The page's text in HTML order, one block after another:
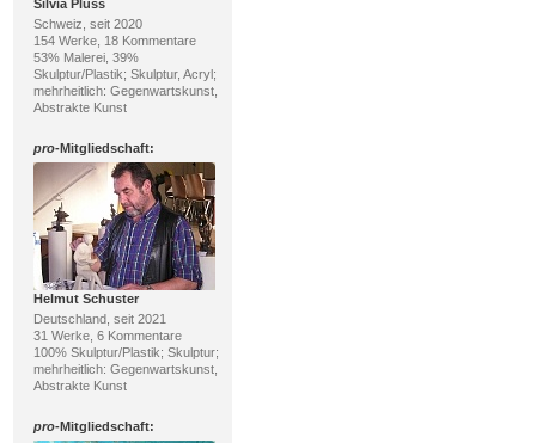
Silvia Plüss
Schweiz, seit 2020
154 Werke, 18 Kommentare
53% Malerei, 39%
Skulptur/Plastik; Skulptur, Acryl;
mehrheitlich: Gegenwartskunst,
Abstrakte Kunst
pro-Mitgliedschaft:
Helmut Schuster
Deutschland, seit 2021
31 Werke, 6 Kommentare
100% Skulptur/Plastik; Skulptur;
mehrheitlich: Gegenwartskunst,
Abstrakte Kunst
pro-Mitgliedschaft: